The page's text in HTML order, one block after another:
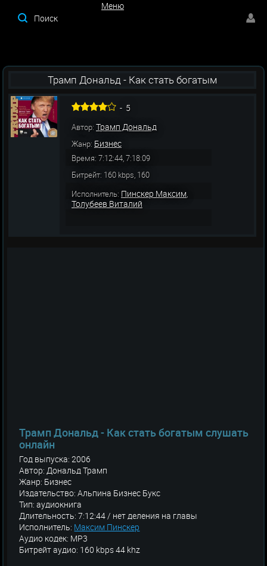
Меню
Трамп Дональд - Как стать богатым
- 5
Автор:Трамп Дональд
Жанр: Бизнес
Время: 7:12:44, 7:18:09
Битрейт: 160 kbps, 160
Исполнитель: Пинскер Максим,
Толубеев Виталий
Трамп Дональд - Как стать богатым слушать
онлайн
Год выпуска: 2006
Автор: Дональд Трамп
Жанр: Бизнес
Издательство: Альпина Бизнес Букс
Тип: аудиокнига
Длительность: 7:12:44 / нет деления на главы
Исполнитель: Максим Пинскер
Аудио кодек: MP3
Битрейт аудио: 160 kbps 44 khz